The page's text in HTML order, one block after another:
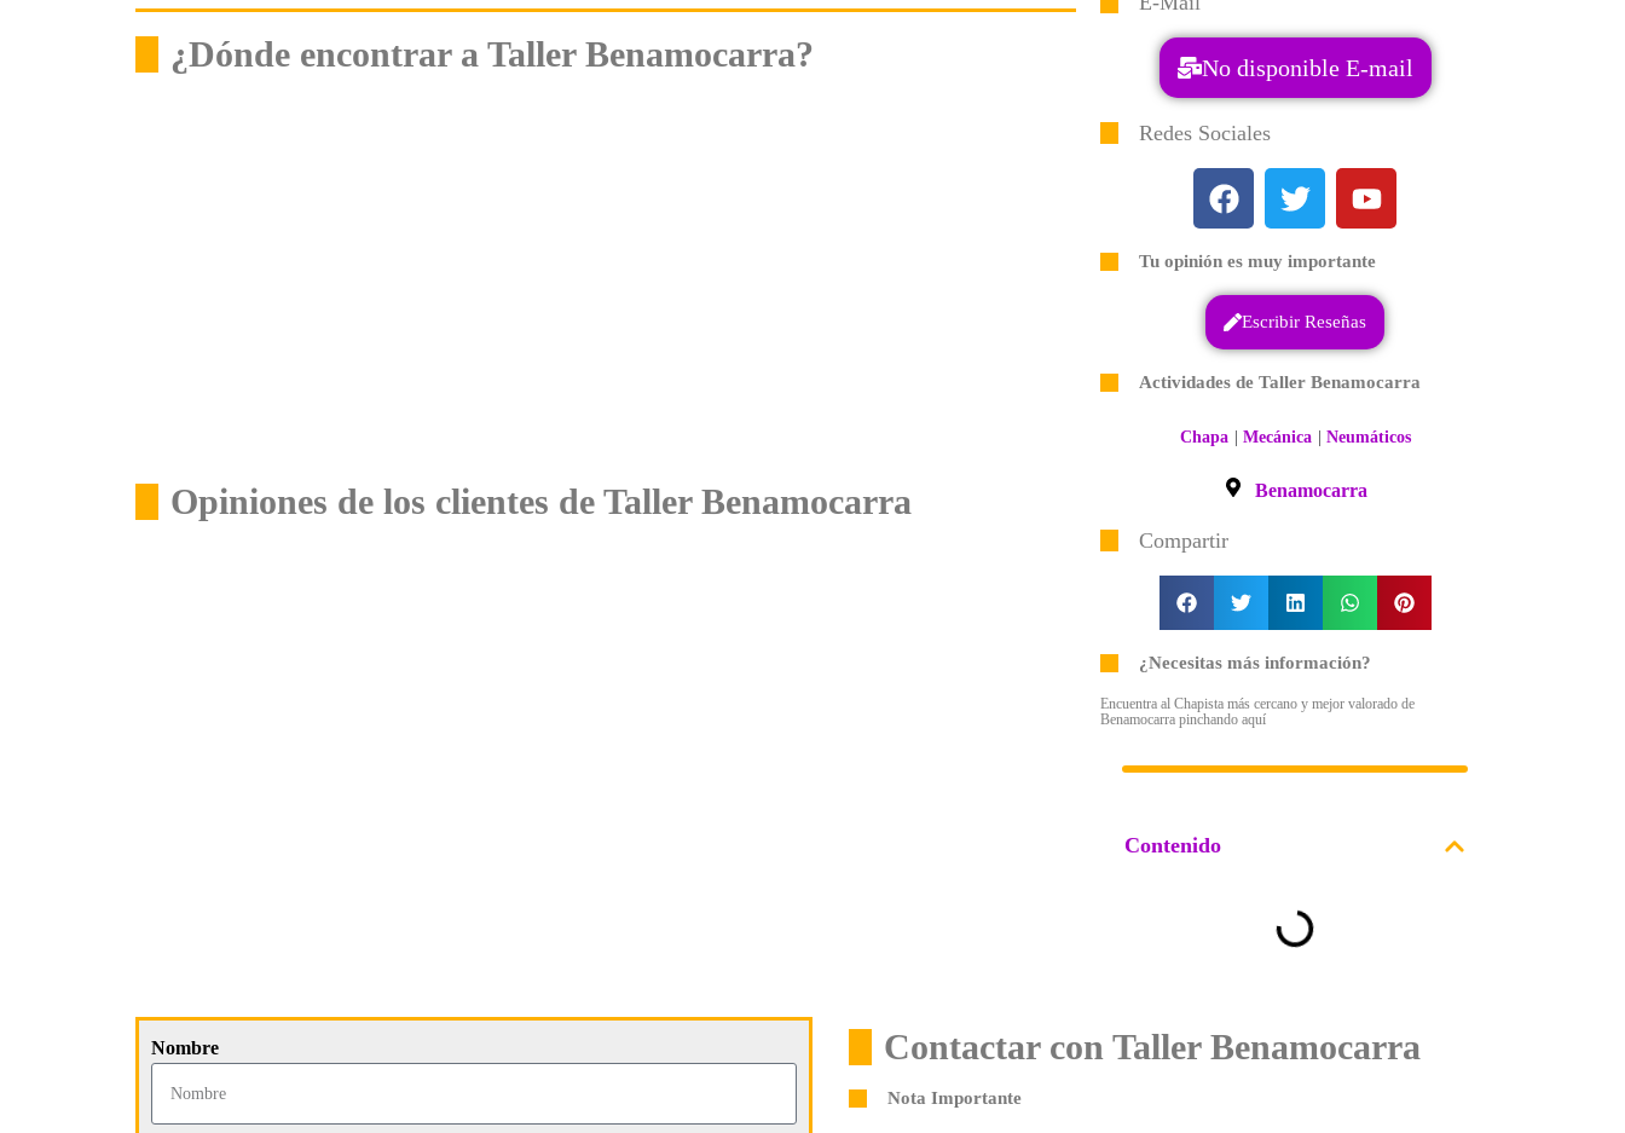
¿Dónde encontrar a Taller Benamocarra?
Opiniones de los clientes de Taller Benamocarra
No disponible E-mail
Redes Sociales
Tu opinión es muy importante
Escribir Reseñas
Actividades de Taller Benamocarra
Chapa | Mecánica | Neumáticos
Benamocarra
Compartir
¿Necesitas más información?
Encuentra al Chapista más cercano y mejor valorado de
Benamocarra pinchando aquí
Contenido
Nombre Contactar con Taller Benamocarra
Nota Importante